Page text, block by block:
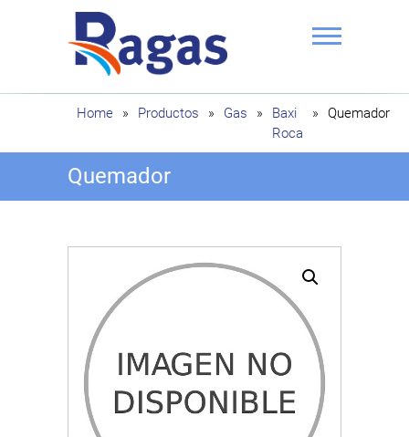
Ragas
Home » Productos » Gas »
Baxi
Roca
» Quemador
Quemador